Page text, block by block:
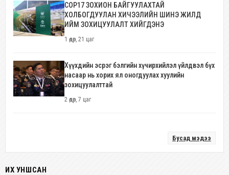
COP17 ЗОХИОН БАЙГУУЛАХТАЙ
ХОЛБОГДУУЛАН ХИЧЭЭЛИЙН ШИНЭ ЖИЛД
ИЙМ ЗОХИЦУУЛАЛТ ХИЙГДЭНЭ
1 өдөр, 21 цаг
Хүүхдийн эсрэг бэлгийн хүчирхийлэл үйлдвэл бүх
насаар нь хорих ял оногдуулах хуулийн
зохицуулалттай
2 өдөр, 7 цаг
Бусад мэдээ
ИХ УНШСАН